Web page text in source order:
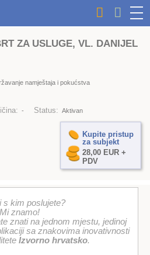
ZA USLUGE, VL. DANIJEL
namještaja i pokućstva
- Status: Aktivan
Kupite pristup
za subjekt
28,00 EUR +
PDV
s kim poslujete?
Mi znamo!
znati na jednom mjestu, jedinoj
sa znakovima inovativnosti
Izvorno hrvatsko.